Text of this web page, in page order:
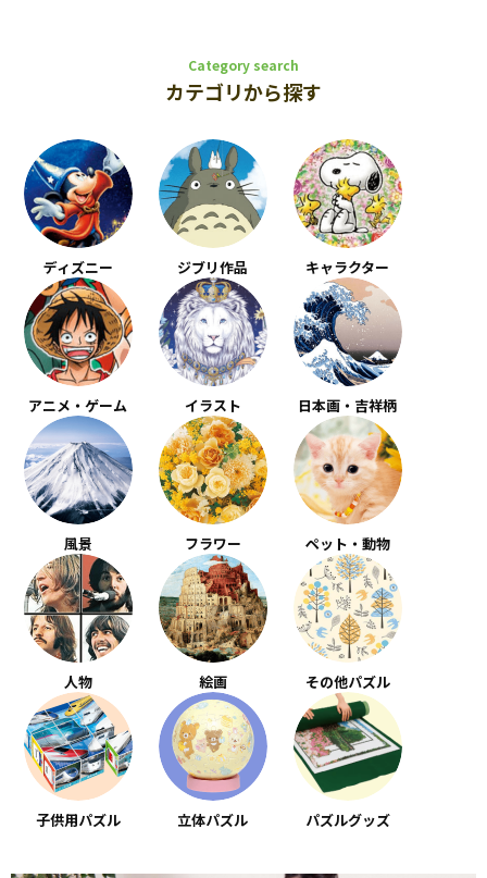
Category search
カテゴリから探す
ディズニー ジブリ作品 キャラクター
アニメ・ゲーム イラスト 日本画・吉祥柄
風景 フラワー ペット・動物
人物 絵画 その他パズル
子供用パズル 立体パズル パズルグッズ